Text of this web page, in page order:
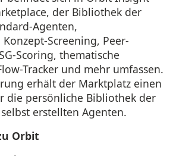
der Bibliothek der
Agenten,
Screening, Peer-
Scoring, thematische
Tracker und mehr umfassen.
erhält der Marktplatz einen
die persönliche Bibliothek der
erstellten Agenten.
Orbit